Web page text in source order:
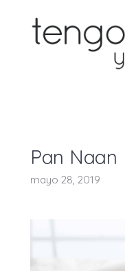
Pan Naan
mayo 28, 2019